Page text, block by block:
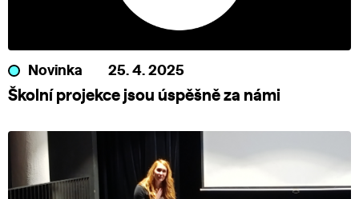
Novinka 25. 4. 2025
Školní projekce jsou úspěšně za námi